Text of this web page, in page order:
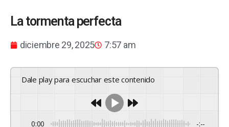
La tormenta perfecta
diciembre 29, 2025 7:57 am
Dale play para escuchar este contenido
0:00 -:--